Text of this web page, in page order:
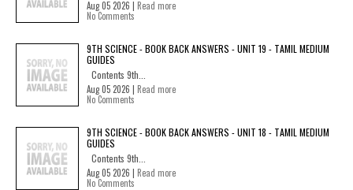
Aug 05 2026 | Read more
No Comments
9TH SCIENCE - BOOK BACK ANSWERS - UNIT 19 - TAMIL MEDIUM
GUIDES
Contents 9th...
Aug 05 2026 | Read more
No Comments
9TH SCIENCE - BOOK BACK ANSWERS - UNIT 18 - TAMIL MEDIUM
GUIDES
Contents 9th...
Aug 05 2026 | Read more
No Comments